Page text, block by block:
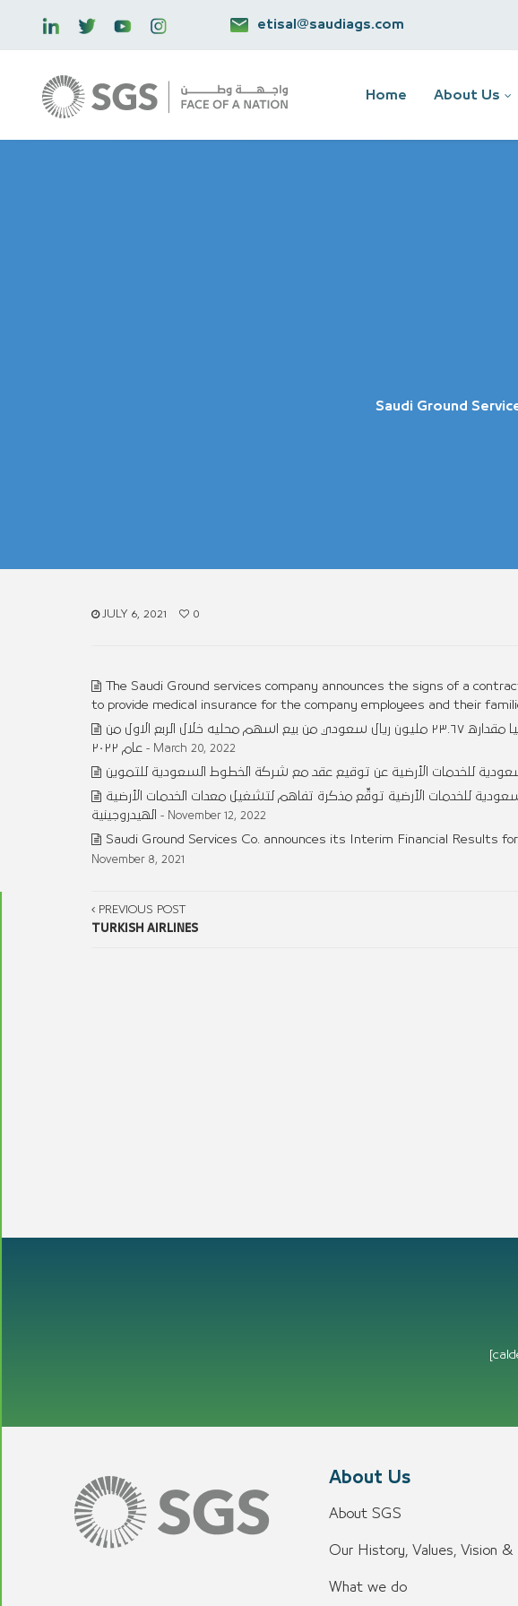
etisal@saudiags.com
Home About Us
Saudi Ground
JULY 6, 2021 0
The Saudi Ground services company announces the signs of a
to provide medical insurance for the company employees and their
تُعلن الشركة السعودية للخدمات الأرضية عن تحقيق ربحا صافيا مقداره ٢٣.٦٧ مليون ريال سعودي من بيع اسهم محليه خلال الربع الاول من
عام ٢٠٢٢ - March 20, 2022
للخدمات الأرضية عن توقيع عقد مع شركة الخطوط السعودية للتموين
للخدمات الأرضية توقِّع مذكرة تفاهم لتشغيل معدات الخدمات الأرضية
الهيدروجينية
- November 12, 2022
Saudi Ground Services Co. announces its Interim Financial Results
November 8, 2021
PREVIOUS POST
TURKISH AIRLINES
About Us
About SGS
Our History, Values, Vision &
What we do